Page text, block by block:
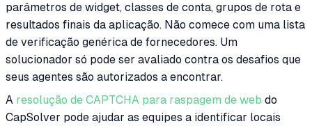
parâmetros de widget, classes de conta, grupos de rota e
resultados finais da aplicação. Não comece com uma lista
de verificação genérica de fornecedores. Um
solucionador só pode ser avaliado contra os desafios que
seus agentes são autorizados a encontrar.
A resolução de CAPTCHA para raspagem de web do
CapSolver pode ajudar as equipes a identificar locais